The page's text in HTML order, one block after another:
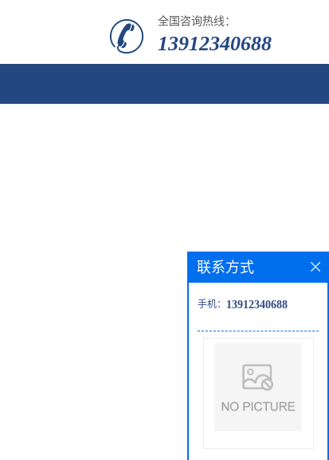
全国咨询热线：
13912340688
联系方式
手机： 13912340688